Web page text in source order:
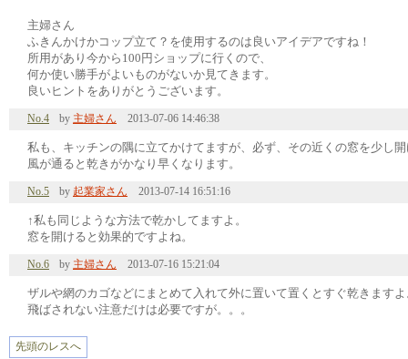
主婦さん
ふきんかけかコップ立て？を使用するのは良いアイデアですね！
所用があり今から100円ショップに行くので、
何か使い勝手がよいものがないか見てきます。
良いヒントをありがとうございます。
No.4 by 主婦さん 2013-07-06 14:46:38
私も、キッチンの隅に立てかけてますが、必ず、その近くの窓を少し
風が通ると乾きがかなり早くなります。
No.5 by 起業家さん 2013-07-14 16:51:16
↑私も同じような方法で乾かしてますよ。
窓を開けると効果的ですよね。
No.6 by 主婦さん 2013-07-16 15:21:04
ザルや網のカゴなどにまとめて入れて外に置いて置くとすぐ乾きます
飛ばされない注意だけは必要ですが。。。
先頭のレスへ